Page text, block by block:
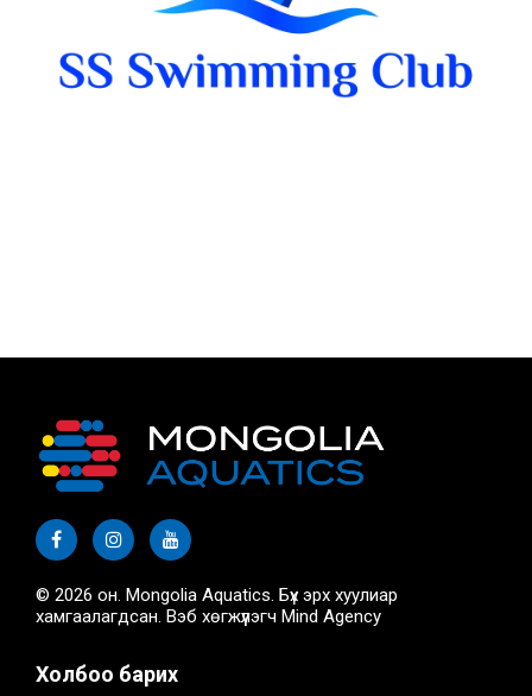
© 2026 он. Mongolia Aquatics. Бүх эрх хуулиар
хамгаалагдсан. Вэб хөгжүүлэгч Mind Agency
Холбоо барих